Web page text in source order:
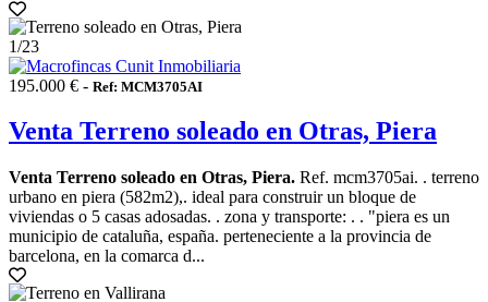
1/23
195.000 € - Ref: MCM3705AI
Venta Terreno soleado en Otras, Piera
Venta Terreno soleado en Otras, Piera. Ref. mcm3705ai. . terreno
urbano en piera (582m2),. ideal para construir un bloque de
viviendas o 5 casas adosadas. . zona y transporte: . . "piera es un
municipio de cataluña, españa. perteneciente a la provincia de
barcelona, en la comarca d...